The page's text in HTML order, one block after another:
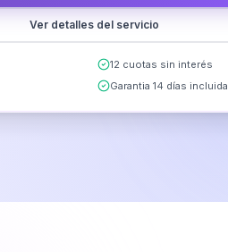
Ver detalles del servicio
12 cuotas sin interés
Garantia 14 días incluida